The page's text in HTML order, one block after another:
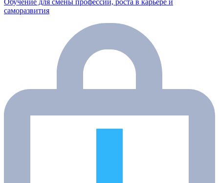
Обучение для смены профессии, роста в карьере и
саморазвития